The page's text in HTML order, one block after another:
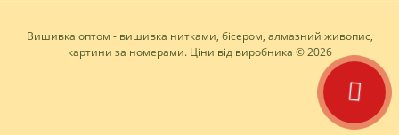
Вишивка оптом - вишивка нитками, бісером, алмазний живопис,
картини за номерами. Ціни від виробника © 2026